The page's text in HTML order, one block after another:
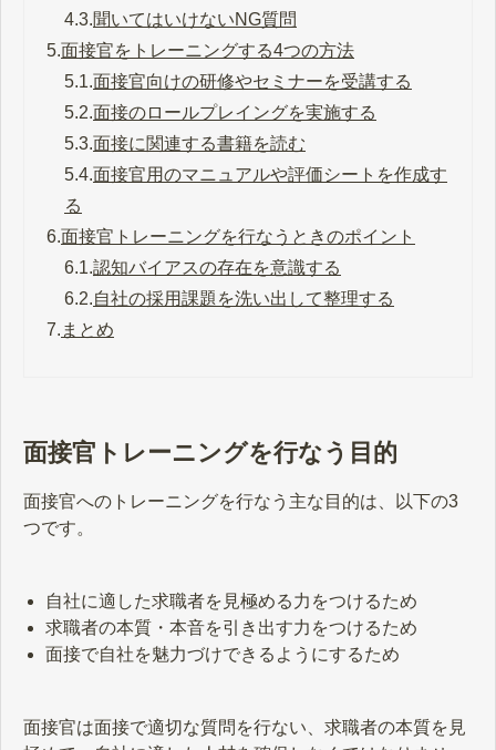
4.3.聞いてはいけないNG質問
5.面接官をトレーニングする4つの方法
5.1.面接官向けの研修やセミナーを受講する
5.2.面接のロールプレイングを実施する
5.3.面接に関連する書籍を読む
5.4.面接官用のマニュアルや評価シートを作成す
る
6.面接官トレーニングを行なうときのポイント
6.1.認知バイアスの存在を意識する
6.2.自社の採用課題を洗い出して整理する
7. まとめ
面接官トレーニングを行なう目的
面接官へのトレーニングを行なう主な目的は、以下の3
つです。
自社に適した求職者を見極める力をつけるため
求職者の本質・本音を引き出す力をつけるため
面接で自社を魅力づけできるようにするため
面接官は面接で適切な質問を行ない、求職者の本質を見